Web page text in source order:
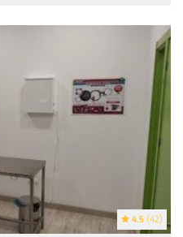
4.5 (42)